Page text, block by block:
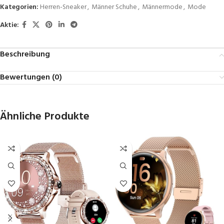
Kategorien: Herren-Sneaker, Männer Schuhe, Männermode, Mode
Aktie:
Beschreibung
Bewertungen (0)
Ähnliche Produkte